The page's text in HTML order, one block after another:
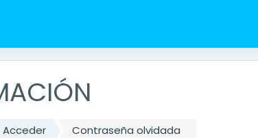
Acceder Contraseña olvidada